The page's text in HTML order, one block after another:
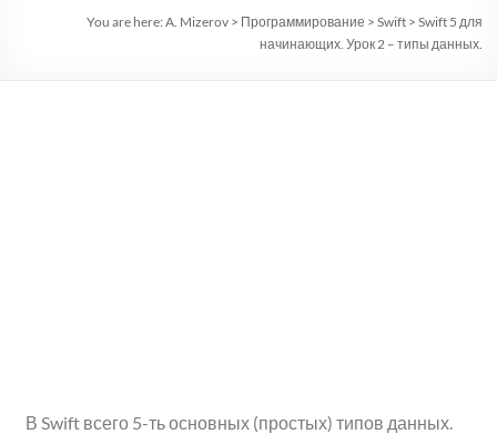
You are here: A. Mizerov> Программирование > Swift> Swift 5 для
начинающих. Урок 2 – типы данных.
В Swift всего 5-ть основных (простых) типов данных.